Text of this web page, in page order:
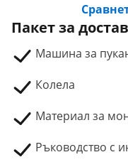
Пакет за
Машина за
Колела
Материал за
Ръководство с